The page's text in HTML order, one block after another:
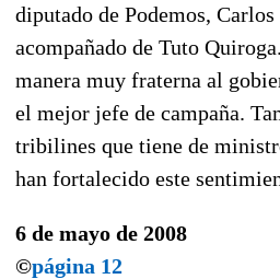
diputado de Podemos,
acompañado de Tuto
manera muy fraterna al
el mejor jefe de campaña.
tribilines que tiene de
han fortalecido este
6 de mayo de 2008
©página 12